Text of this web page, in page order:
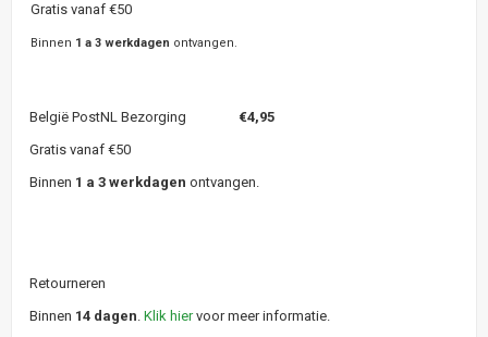
Gratis vanaf €50
Binnen 1 a 3 werkdagen ontvangen.
België PostNL Bezorging €4,95
Gratis vanaf €50
Binnen 1 a 3 werkdagen ontvangen.
Retourneren
Binnen 14 dagen. Klik hiervoor meer informatie.